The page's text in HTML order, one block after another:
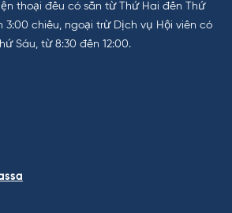
thoại đều có sẵn từ Thứ Hai đến Thứ
3:00 chiều, ngoại trừ Dịch vụ Hội viên có
Sáu, từ 8:30 đến 12:00.